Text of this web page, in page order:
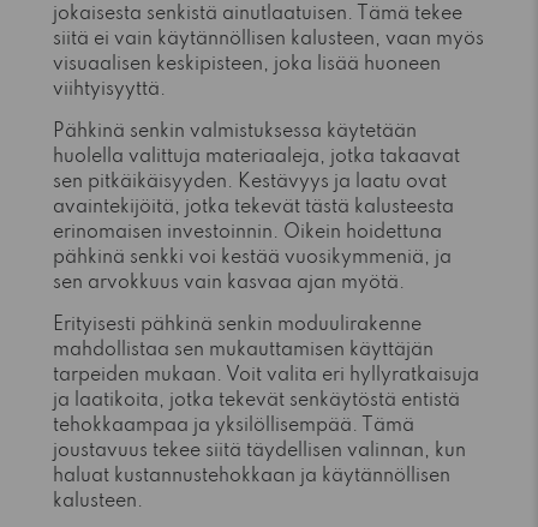
jokaisesta senkistä ainutlaatuisen. Tämä tekee
siitä ei vain käytännöllisen kalusteen, vaan myös
visuaalisen keskipisteen, joka lisää huoneen
viihtyisyyttä.
Pähkinä senkin valmistuksessa käytetään
huolella valittuja materiaaleja, jotka takaavat
sen pitkäikäisyyden. Kestävyys ja laatu ovat
avaintekijöitä, jotka tekevät tästä kalusteesta
erinomaisen investoinnin. Oikein hoidettuna
pähkinä senkki voi kestää vuosikymmeniä, ja
sen arvokkuus vain kasvaa ajan myötä.
Erityisesti pähkinä senkin moduulirakenne
mahdollistaa sen mukauttamisen käyttäjän
tarpeiden mukaan. Voit valita eri hyllyratkaisuja
ja laatikoita, jotka tekevät senkäytöstä entistä
tehokkaampaa ja yksilöllisempää. Tämä
joustavuus tekee siitä täydellisen valinnan, kun
haluat kustannustehokkaan ja käytännöllisen
kalusteen.